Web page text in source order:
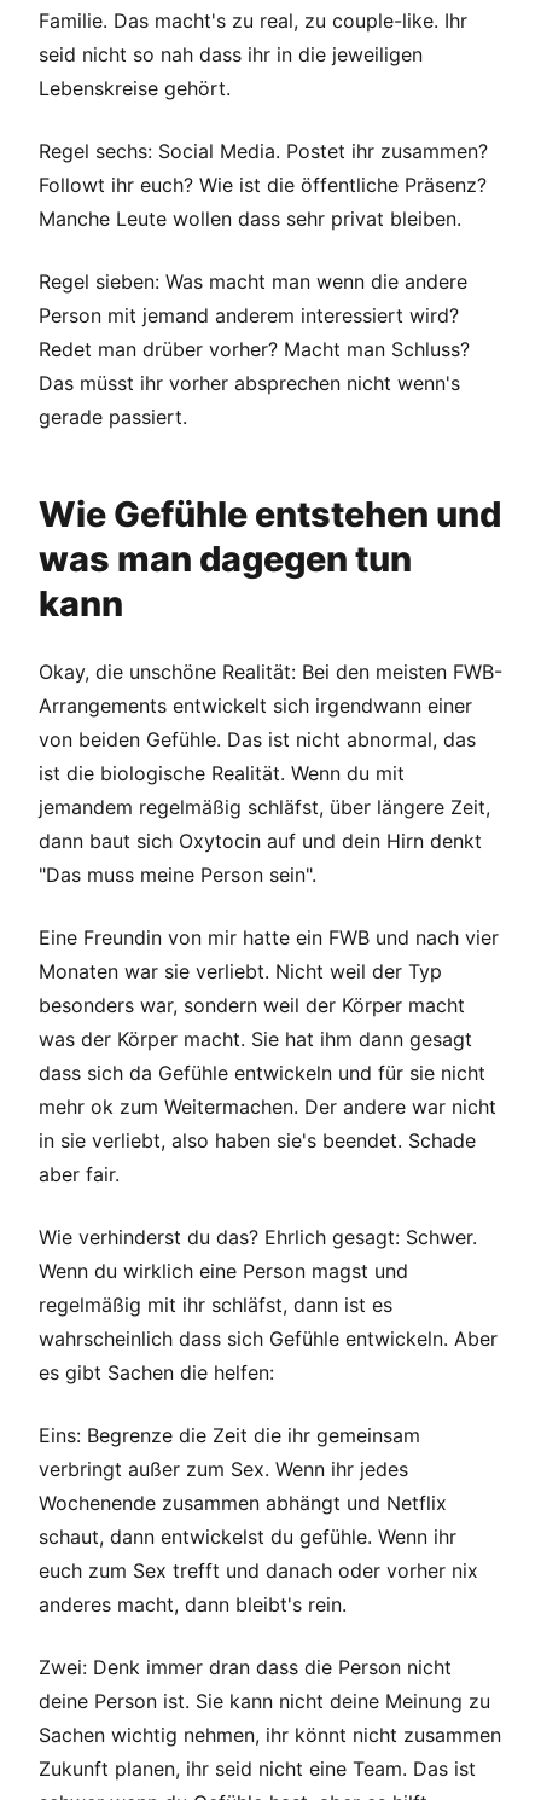
Familie. Das macht's zu real, zu couple-like. Ihr
seid nicht so nah dass ihr in die jeweiligen
Lebenskreise gehört.
Regel sechs: Social Media. Postet ihr zusammen?
Followt ihr euch? Wie ist die öffentliche Präsenz?
Manche Leute wollen dass sehr privat bleiben.
Regel sieben: Was macht man wenn die andere
Person mit jemand anderem interessiert wird?
Redet man drüber vorher? Macht man Schluss?
Das müsst ihr vorher absprechen nicht wenn's
gerade passiert.
Wie Gefühle entstehen und
was man dagegen tun
kann
Okay, die unschöne Realität: Bei den meisten FWB-
Arrangements entwickelt sich irgendwann einer
von beiden Gefühle. Das ist nicht abnormal, das
ist die biologische Realität. Wenn du mit
jemandem regelmäßig schläfst, über längere Zeit,
dann baut sich Oxytocin auf und dein Hirn denkt
"Das muss meine Person sein".
Eine Freundin von mir hatte ein FWB und nach vier
Monaten war sie verliebt. Nicht weil der Typ
besonders war, sondern weil der Körper macht
was der Körper macht. Sie hat ihm dann gesagt
dass sich da Gefühle entwickeln und für sie nicht
mehr ok zum Weitermachen. Der andere war nicht
in sie verliebt, also haben sie's beendet. Schade
aber fair.
Wie verhinderst du das? Ehrlich gesagt: Schwer.
Wenn du wirklich eine Person magst und
regelmäßig mit ihr schläfst, dann ist es
wahrscheinlich dass sich Gefühle entwickeln. Aber
es gibt Sachen die helfen:
Eins: Begrenze die Zeit die ihr gemeinsam
verbringt außer zum Sex. Wenn ihr jedes
Wochenende zusammen abhängt und Netflix
schaut, dann entwickelst du gefühle. Wenn ihr
euch zum Sex trefft und danach oder vorher nix
anderes macht, dann bleibt's rein.
Zwei: Denk immer dran dass die Person nicht
deine Person ist. Sie kann nicht deine Meinung zu
Sachen wichtig nehmen, ihr könnt nicht zusammen
Zukunft planen, ihr seid nicht eine Team. Das ist